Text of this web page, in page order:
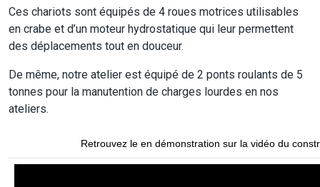
Ces chariots sont équipés de 4 roues motrices utilisables
en crabe et d’un moteur hydrostatique qui leur permettent
des déplacements tout en douceur.
De même, notre atelier est équipé de 2 ponts roulants de 5
tonnes pour la manutention de charges lourdes en nos
ateliers.
Retrouvez le en démonstration sur la vidéo du